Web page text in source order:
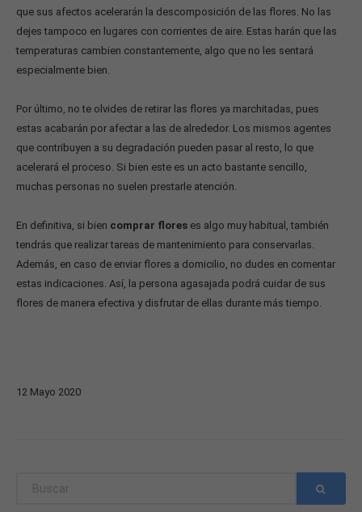
que sus afectos acelerarán la descomposición de las flores. No las
dejes tampoco en lugares con corrientes de aire. Estas harán que las
temperaturas cambien constantemente, algo que no les sentará
especialmente bien.
Por último, no te olvides de retirar las flores ya marchitadas, pues
estas acabarán por afectar a las de alrededor. Los mismos agentes
que contribuyen a su degradación pueden pasar al resto, lo que
acelerará el proceso. Si bien este es un acto bastante sencillo,
muchas personas no suelen prestarle atención.
En definitiva, si bien comprar flores es algo muy habitual, también
tendrás que realizar tareas de mantenimiento para conservarlas.
Además, en caso de enviar flores a domicilio, no dudes en comentar
estas indicaciones. Así, la persona agasajada podrá cuidar de sus
flores de manera efectiva y disfrutar de ellas durante más tiempo.
12 Mayo 2020